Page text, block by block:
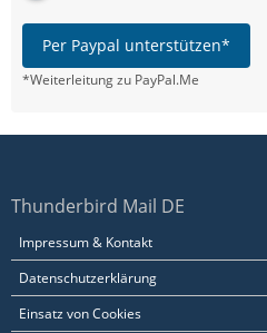
Per Paypal unterstützen*
*Weiterleitung zu PayPal.Me
Thunderbird Mail DE
Impressum & Kontakt
Datenschutzerklärung
Einsatz von Cookies